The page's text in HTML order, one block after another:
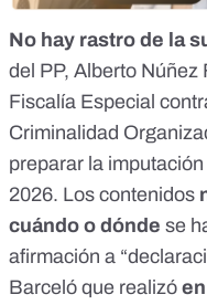
No hay rastro de la
del PP, Alberto Núñez
Fiscalía Especial
Criminalidad
preparar la
2026. Los contenidos
cuándo o dónde se
afirmación a
Barceló que realizó en